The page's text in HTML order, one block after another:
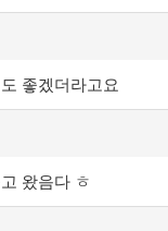
좋겠더라고요
왔음다 ㅎ